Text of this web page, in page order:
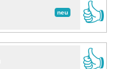
neu
👍
👍